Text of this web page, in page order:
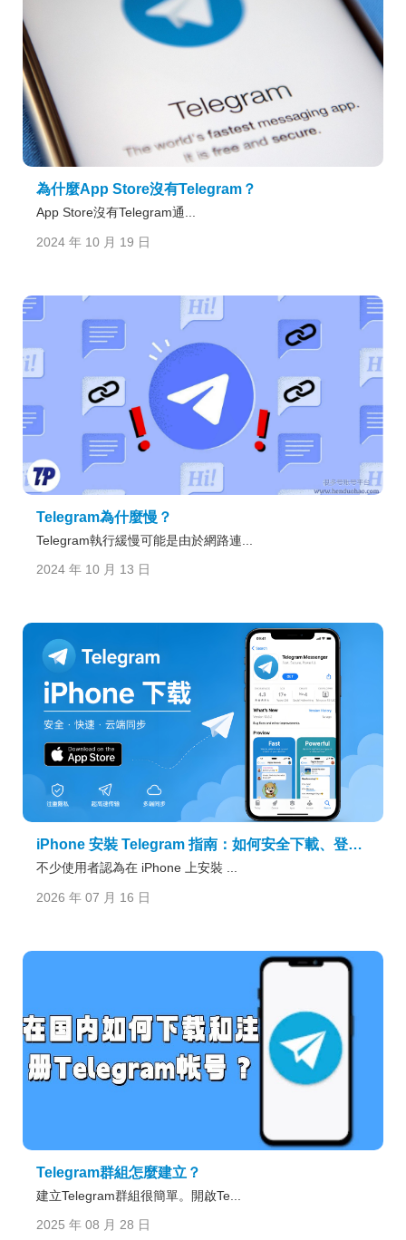
為什麼App Store沒有Telegram？
App Store沒有Telegram通...
2024 年 10 月 19 日
Telegram為什麼慢？
Telegram執行緩慢可能是由於網路連...
2024 年 10 月 13 日
iPhone 安裝 Telegram 指南：如何安全下載、登入與換機說明？
不少使用者認為在 iPhone 上安裝 ...
2026 年 07 月 16 日
Telegram群組怎麼建立？
建立Telegram群組很簡單。開啟Te...
2025 年 08 月 28 日